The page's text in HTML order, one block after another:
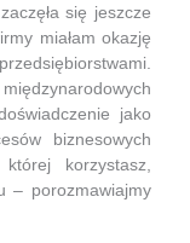
się jeszcze
miałam okazję
jako
biznesowych
korzystasz,
– porozmawiajmy